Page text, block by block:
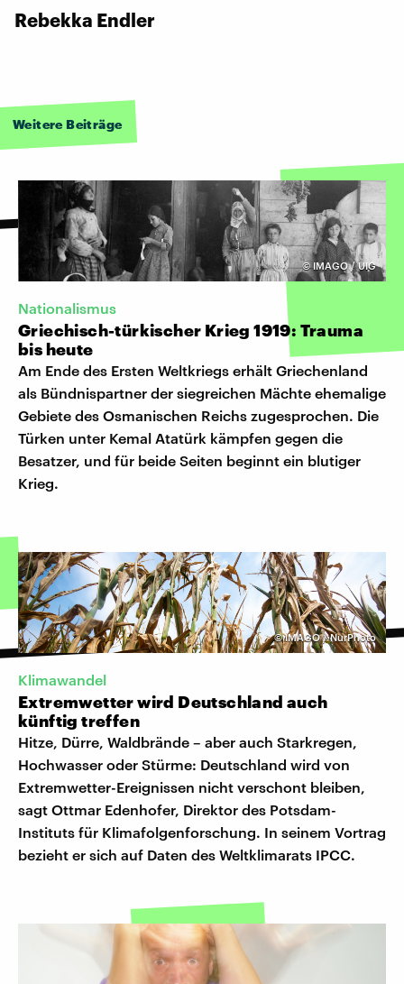
Rebekka Endler
Weitere Beiträge
©IMAGO / UIG
Nationalismus
Griechisch-türkischer Krieg 1919: Trauma
bis heute
Am Ende des Ersten Weltkriegs erhält Griechenland
als Bündnispartner der siegreichen Mächte ehemalige
Gebiete des Osmanischen Reichs zugesprochen. Die
Türken unter Kemal Atatürk kämpfen gegen die
Besatzer, und für beide Seiten beginnt ein blutiger
Krieg.
©IMAGO / NurPhoto
Klimawandel
Extremwetter wird Deutschland auch
künftig treffen
Hitze, Dürre, Waldbrände – aber auch Starkregen,
Hochwasser oder Stürme: Deutschland wird von
Extremwetter-Ereignissen nicht verschont bleiben,
sagt Ottmar Edenhofer, Direktor des Potsdam-
Instituts für Klimafolgenforschung. In seinem Vortrag
bezieht er sich auf Daten des Weltklimarats IPCC.